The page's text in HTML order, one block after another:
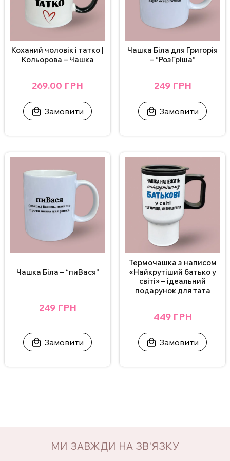
Коханий чоловік і татко |
Кольорова – Чашка
269.00 ГРН
Замовити
Чашка Біла для Григорія
– “РозГріша”
249 ГРН
Замовити
Чашка Біла – “пиВася”
249 ГРН
Замовити
Термочашка з написом
«Найкрутіший батько у
світі» – ідеальний
подарунок для тата
449 ГРН
Замовити
МИ ЗАВЖДИ НА ЗВ'ЯЗКУ